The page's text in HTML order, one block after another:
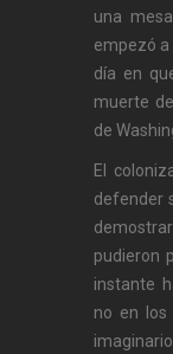
una
empezó
día en
muerte
de
El
defender
pudieron
instante
no en los